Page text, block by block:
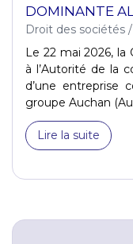
DOMINANTE
Droit des sociétés /
Le 22 mai 2026,
à l’Autorité de la
d’une entreprise
groupe Auchan
Lire la suite